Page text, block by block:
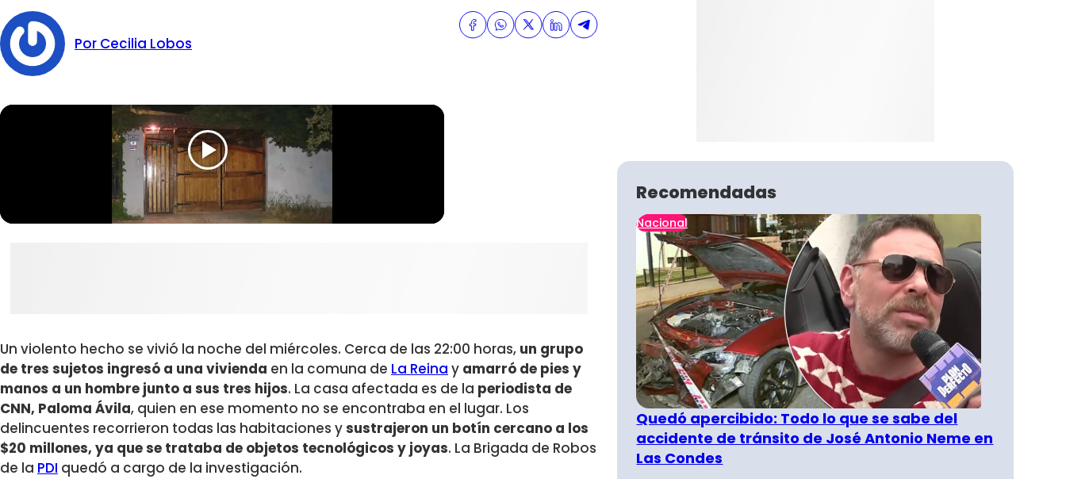
Por Cecilia Lobos
Un violento hecho se vivió la noche del miércoles. Cerca de las 22:00 horas, un grupo
de tres sujetos ingresó a una vivienda en la comuna de La Reina y amarró de pies y
manos a un hombre junto a sus tres hijos. La casa afectada es de la periodista de
CNN, Paloma Ávila, quien en ese momento no se encontraba en el lugar. Los
delincuentes recorrieron todas las habitaciones ysustrajeron un botín cercano a los
$20 millones, ya que se trataba de objetos tecnológicos y joyas. La Brigada de Robos
de la PDI quedó a cargo de la investigación.
Recomendadas
Nacional
Quedó apercibido: Todo lo que se sabe del
accidente de tránsito de José Antonio Neme en
Las Condes